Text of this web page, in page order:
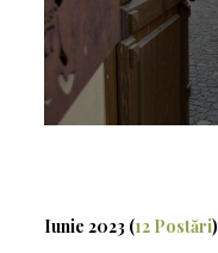
Iunie 2023 (12 Postări)